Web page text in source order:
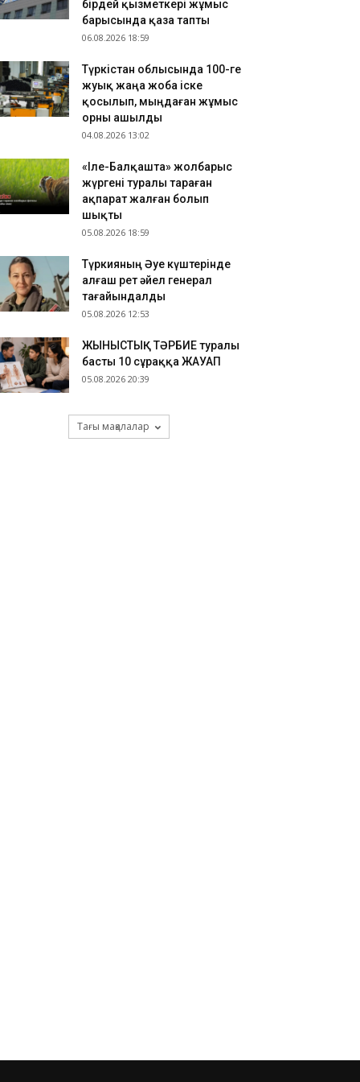
Нұралхан Көшеров тұрғынды жеке
мәселесін шешу жолын түсіндірді
ұлттық құрамасының бұрынғы
қайтыс болды
17:32
Отырар ауданына келуші туристер
бірдей қызметкері жұмыс
барысында қаза тапты
06.08.2026 18:59
Түркістан облысында 100-ге
жуық жаңа жоба іске
қосылып, мыңдаған жұмыс
орны ашылды
04.08.2026 13:02
«Іле-Балқашта» жолбарыс
жүргені туралы тараған
ақпарат жалған болып
шықты
05.08.2026 18:59
Түркияның Әуе күштерінде
алғаш рет әйел генерал
тағайындалды
05.08.2026 12:53
ЖЫНЫСТЫҚ ТӘРБИЕ туралы
басты 10 сұраққа ЖАУАП
05.08.2026 20:39
Тағы мақалалар